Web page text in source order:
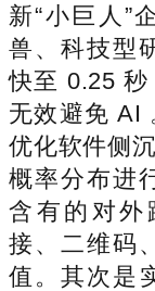
新“小巨人”
兽、科技型
快至 0.25 秒
无效避免 AI
优化软件侧
概率分布进
含有的对外
接、二维码
值。其次是